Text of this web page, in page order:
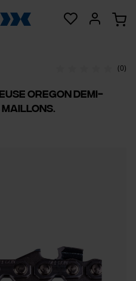
(0)
Oregon demi-
maillons.